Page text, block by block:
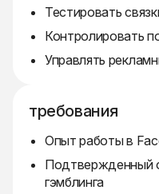
Тестировать
Контролировать
Управлять
требования
Опыт работы в
Подтвержденный
гэмблинга